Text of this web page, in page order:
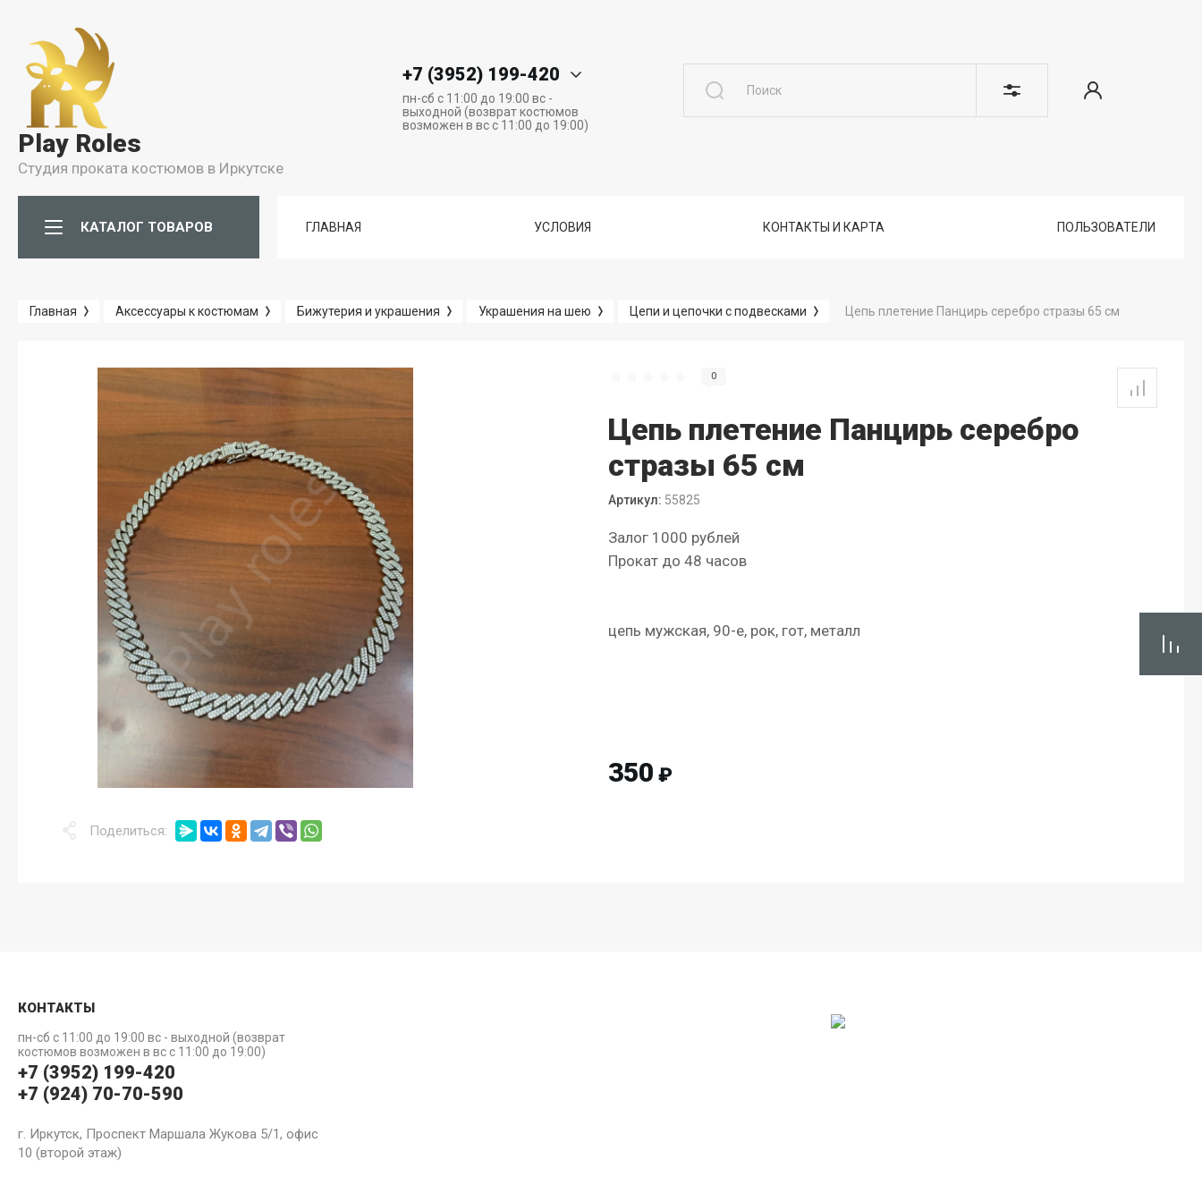
Условия
Условия Бронирования
Условия проката
Play Roles
Студия проката костюмов в Иркутске
+7 (3952) 199-420
пн-сб с 11:00 до 19:00 вс -
выходной (возврат костюмов
возможен в вс с 11:00 до 19:00)
КАТАЛОГ ТОВАРОВ ГЛАВНАЯ УСЛОВИЯ КОНТАКТЫ И КАРТА ПОЛЬЗОВАТЕЛИ
Главная Аксессуары к костюмам Бижутерия и украшения Украшения на шею Цепи и цепочки с подвесками Цепь плетение Панцирь серебро стразы 65 см
0
Цепь плетение Панцирь серебро
стразы 65 см
Артикул: 55825
Залог 1000 рублей
Прокат до 48 часов
цепь мужская, 90-е, рок, гот, металл
350 ₽
Поделиться:
КОНТАКТЫ
пн-сб с 11:00 до 19:00 вс - выходной (возврат
костюмов возможен в вс с 11:00 до 19:00)
+7 (3952) 199-420
+7 (924) 70-70-590
г. Иркутск, Проспект Маршала Жукова 5/1, офис
10 (второй этаж)